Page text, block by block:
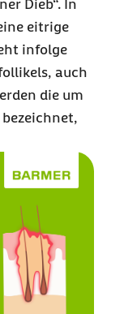
Dieb“. In
eitrige
infolge
auch
die um